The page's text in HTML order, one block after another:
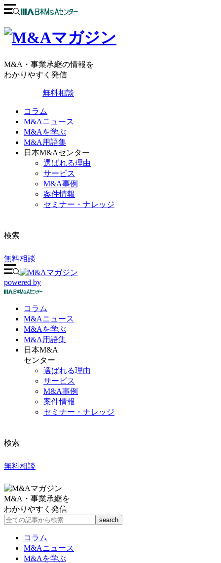
M&A・事業承継の情報を
わかりやすく発信
無料相談
コラム
M&Aニュース
M&Aを学ぶ
M&A用語集
日本M&Aセンター
選ばれる理由
サービス
M&A事例
案件情報
セミナー・ナレッジ
検索
無料相談
powered by
コラム
M&Aニュース
M&Aを学ぶ
M&A 用語集
日本M&A
センター
選ばれる理由
サービス
M&A事例
案件情報
セミナー・ナレッジ
検索
無料相談
M&A・事業承継を
わかりやすく発信
コラム
M&Aニュース
M&Aを学ぶ